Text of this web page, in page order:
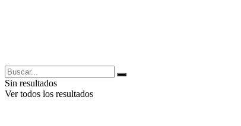
Sin resultados
Ver todos los resultados